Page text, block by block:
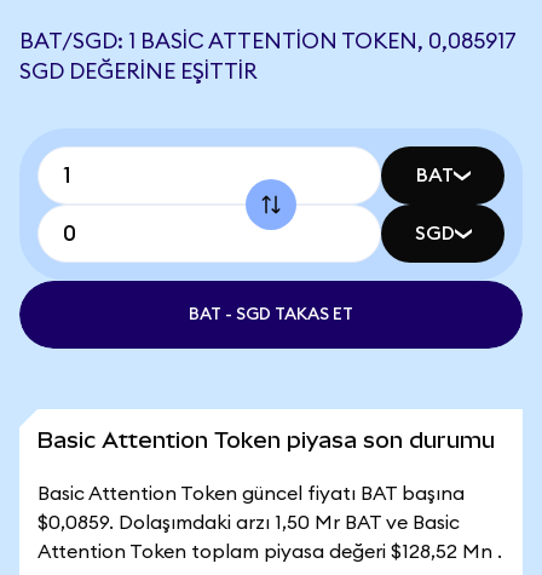
BAT/SGD: 1 BASIC ATTENTION TOKEN, 0,085917
SGD DEĞERINE EŞITTIR
BAT
SGD
BAT - SGD TAKAS ET
Basic Attention Token piyasa son durumu
Basic Attention Token güncel fiyatı BAT başına
$0,0859. Dolaşımdaki arzı 1,50 Mr BAT ve Basic
Attention Token toplam piyasa değeri $128,52 Mn .